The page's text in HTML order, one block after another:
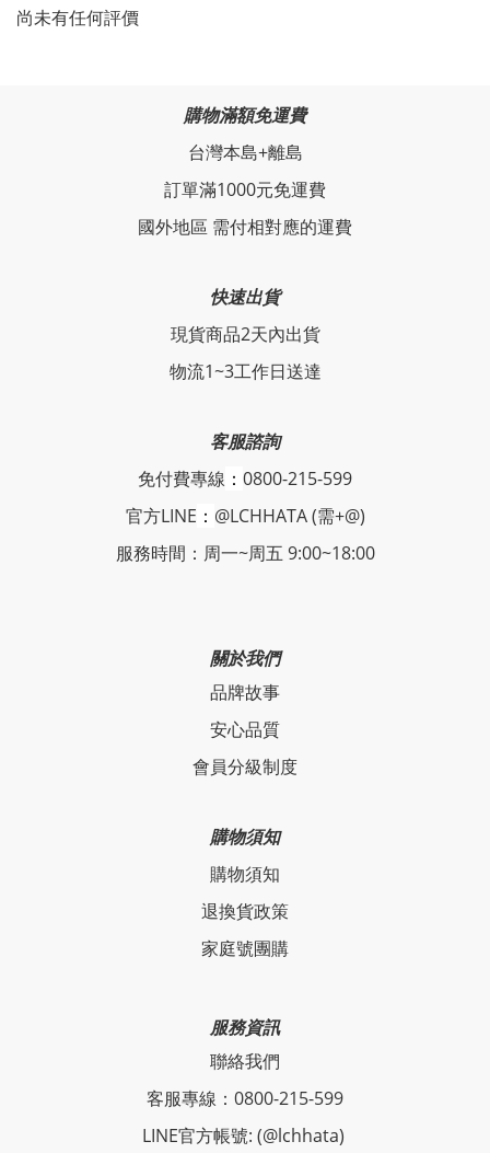
尚未有任何評價
購物滿額免運費
台灣本島+離島
訂單滿1000元免運費
國外地區 需付相對應的運費
快速出貨
現貨商品2天內出貨
物流1~3工作日送達
客服諮詢
免付費專線 ： 0800-215-599
官方LINE ： @LCHHATA (需+@)
服務時間：周一~周五 9:00~18:00
關於我們
品牌故事
安心品質
會員分級制度
購物須知
購物須知
退換貨政策
家庭號團購
服務資訊
聯絡我們
客服專線：0800-215-599
LINE官方帳號: (@lchhata)